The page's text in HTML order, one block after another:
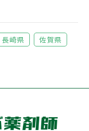
長崎県
佐賀県